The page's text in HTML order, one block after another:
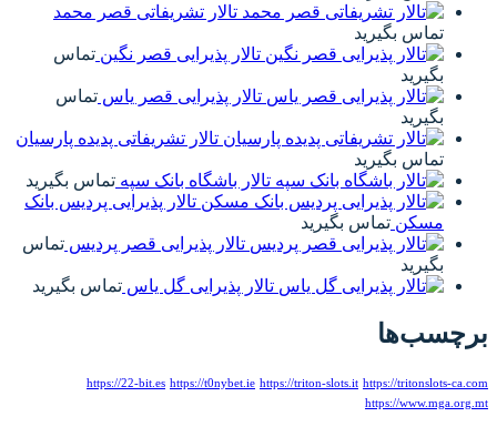
تالار تشریفاتی قصر محمد
تماس بگیرید
تالار پذیرایی قصر نگین تماس
بگیرید
تالار پذیرایی قصر یاس تماس
بگیرید
تالار تشریفاتی پدیده پارسیان
تماس بگیرید
تالار باشگاه بانک سپه تماس بگیرید
تالار پذیرایی پردیس بانک
مسکن تماس بگیرید
تالار پذیرایی قصر پردیس تماس
بگیرید
تالار پذیرایی گل یاس تماس بگیرید
برچسب‌ها
https://22-bit.es https://t0nybet.ie https://triton-slots.it https://tritonslots-ca.com
https://www.mga.org.mt